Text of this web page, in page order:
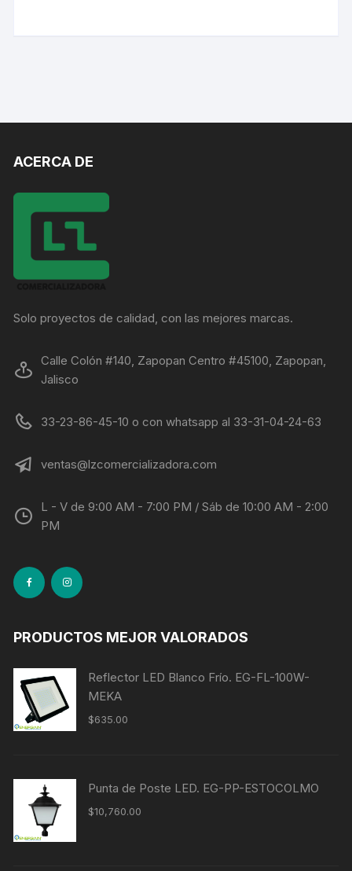
ACERCA DE
Solo proyectos de calidad, con las mejores marcas.
Calle Colón #140, Zapopan Centro #45100, Zapopan,
Jalisco
33-23-86-45-10 o con whatsapp al 33-31-04-24-63
ventas@lzcomercializadora.com
L - V de 9:00 AM - 7:00 PM / Sáb de 10:00 AM - 2:00
PM
PRODUCTOS MEJOR VALORADOS
Reflector LED Blanco Frío. EG-FL-100W-
MEKA
$635.00
Punta de Poste LED. EG-PP-ESTOCOLMO
$10,760.00